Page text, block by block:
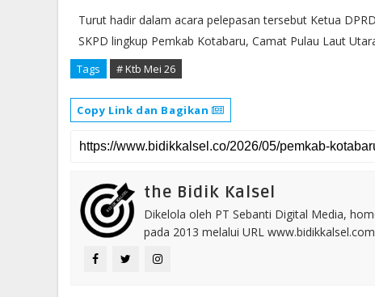
Turut hadir dalam acara pelepasan tersebut Ketua
SKPD lingkup Pemkab Kotabaru, Camat Pulau Laut
Tags # Ktb Mei 26
Copy Link dan Bagikan
the Bidik Kalsel
Dikelola oleh PT Sebanti Digital Media,
pada 2013 melalui URL www.bidikkalsel.com